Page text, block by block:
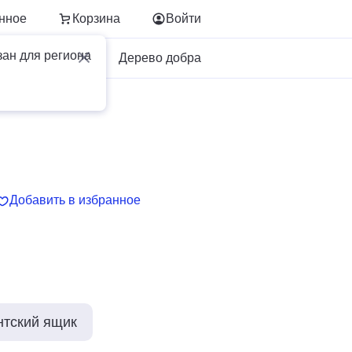
Корзина
для региона
Войти
Для бизнеса Дерево добра
Добавить в избранное
ящик